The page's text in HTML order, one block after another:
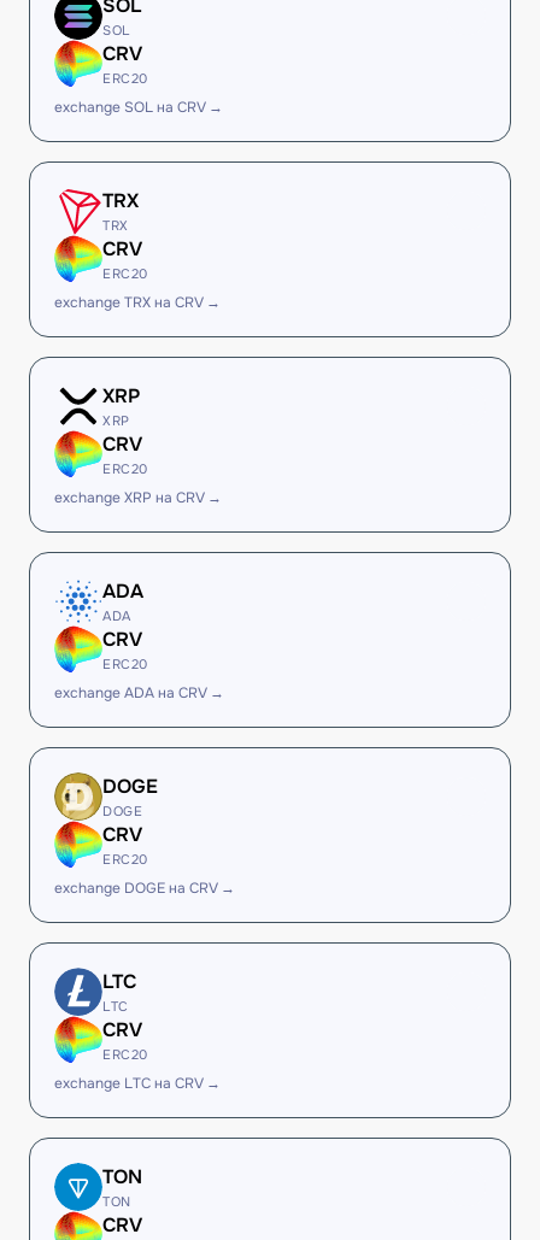
SOL
SOL
CRV
ERC20
exchange SOL на CRV →
TRX
TRX
CRV
ERC20
exchange TRX на CRV →
XRP
XRP
CRV
ERC20
exchange XRP на CRV →
ADA
ADA
CRV
ERC20
exchange ADA на CRV →
DOGE
DOGE
CRV
ERC20
exchange DOGE на CRV →
LTC
LTC
CRV
ERC20
exchange LTC на CRV →
TON
TON
CRV